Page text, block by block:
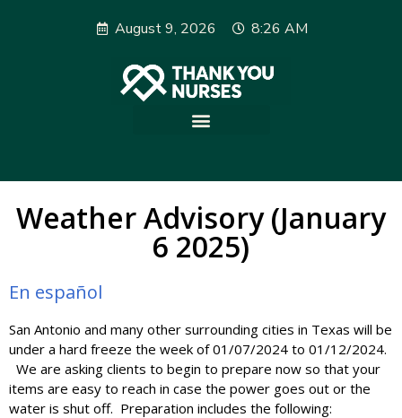
August 9, 2026 8:26 AM
Weather Advisory (January
6 2025)
En español
San Antonio and many other surrounding cities in Texas will be
under a hard freeze the week of 01/07/2024 to 01/12/2024.
We are asking clients to begin to prepare now so that your
items are easy to reach in case the power goes out or the
water is shut off. Preparation includes the following: